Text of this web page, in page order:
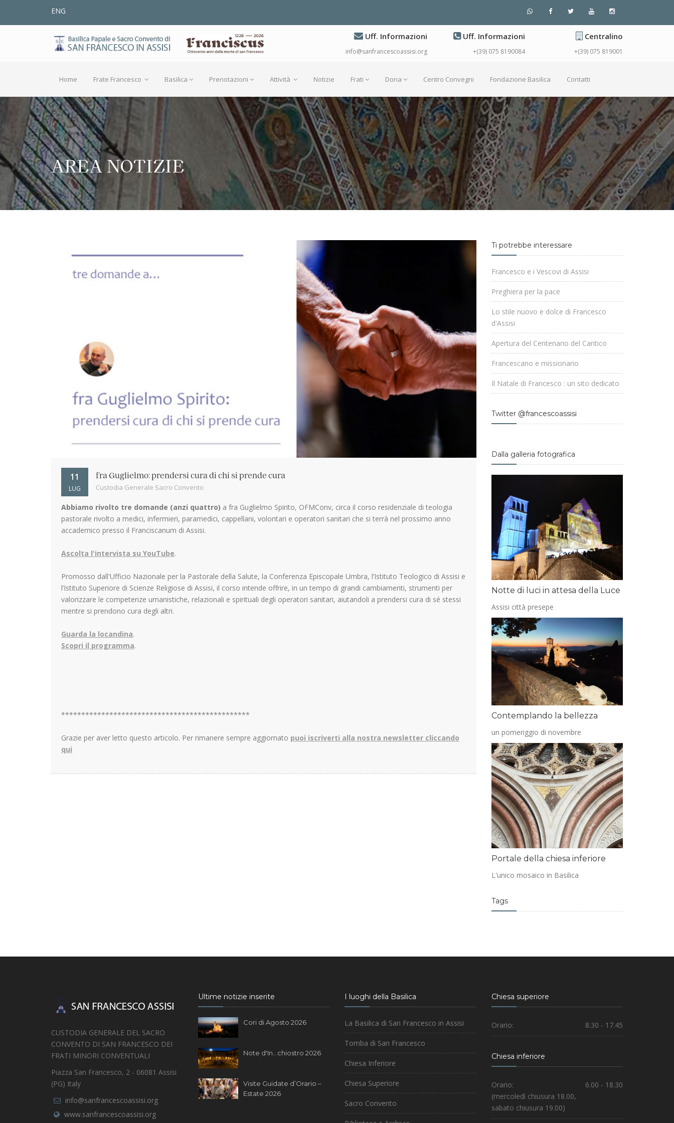
ENG
Uff. Informazioni
info@sanfrancescoassisi.org
Uff. Informazioni
+(39) 075 8190084
Centralino
+(39) 075 819001
Home Frate Francesco Basilica Prenotazioni Attività Notizie Frati Dona Centro Convegni Fondazione Basilica Contatti
AREA NOTIZIE
11
LUG
fra Guglielmo: prendersi cura di chi si prende cura
Custodia Generale Sacro Convento
Abbiamo rivolto tre domande (anzi quattro) a fra Guglielmo Spirito, OFMConv, circa il corso residenziale di teologia
pastorale rivolto a medici, infermieri, paramedici, cappellani, volontari e operatori sanitari che si terrà nel prossimo anno
accademico presso il Franciscanum di Assisi.
Ascolta l'intervista su YouTube.
Promosso dall'Ufficio Nazionale per la Pastorale della Salute, la Conferenza Episcopale Umbra, l’Istituto Teologico di Assisi e
l’Istituto Superiore di Scienze Religiose di Assisi, il corso intende offrire, in un tempo di grandi cambiamenti, strumenti per
valorizzare le competenze umanistiche, relazionali e spirituali degli operatori sanitari, aiutandoli a prendersi cura di sé stessi
mentre si prendono cura degli altri.
Guarda la locandina.
Scopri il programma.
***********************************************
Grazie per aver letto questo articolo. Per rimanere sempre aggiornato puoi iscriverti alla nostra newsletter cliccando
qui
Ti potrebbe interessare
Francesco e i Vescovi di Assisi
Preghiera per la pace
Lo stile nuovo e dolce di Francesco
d'Assisi
Apertura del Centenario del Cantico
Francescano e missionario
Il Natale di Francesco : un sito dedicato
Twitter @francescoassisi
Dalla galleria fotografica
Notte di luci in attesa della Luce
Assisi città presepe
Contemplando la bellezza
un pomeriggio di novembre
Portale della chiesa inferiore
L'unico mosaico in Basilica
Tags
CUSTODIA GENERALE DEL SACRO
CONVENTO DI SAN FRANCESCO DEI
FRATI MINORI CONVENTUALI
Piazza San Francesco, 2 - 06081 Assisi
(PG) Italy
info@sanfrancescoassisi.org
www.sanfrancescoassisi.org
Ultime notizie inserite
Cori di Agosto 2026
Note d'In...chiostro 2026
Visite Guidate d’Orario –
Estate 2026
I luoghi della Basilica
La Basilica di San Francesco in Assisi
Tomba di San Francesco
Chiesa Inferiore
Chiesa Superiore
Sacro Convento
Chiesa superiore
Orario: 8.30 - 17.45
Chiesa inferiore
Orario:
6.00 - 18.30
(mercoledì chiusura 18.00,
sabato chiusura 19.00)